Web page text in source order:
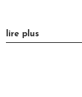
lire plus